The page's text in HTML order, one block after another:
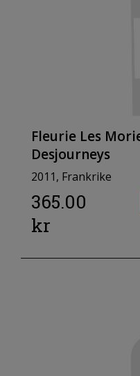
Fleurie Les
Desjourneys
2011, Frankrike
365.00
kr